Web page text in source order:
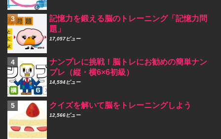
記憶力を鍛える脳のトレーニング「記憶力問
題」
17,057ビュー
ナンプレに挑戦！脳トレにお勧めの簡単ナン
プレ（縦・横6×6初級）
14,594ビュー
クイズを解いて脳をトレーニングしよう
12,566ビュー